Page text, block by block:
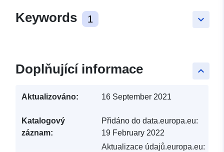
keyboard_arrow_down
Keywords 1
keyboard_arrow_up
Doplňující informace
Aktualizováno: 16 September 2021
Katalogový
záznam:
Přidáno do data.europa.eu:
19 February 2022
Aktualizace údajů.europa.eu: